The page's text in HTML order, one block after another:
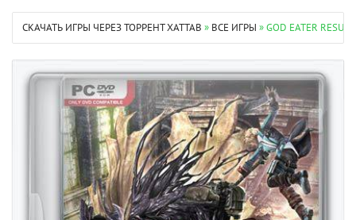
СКАЧАТЬ ИГРЫ ЧЕРЕЗ ТОРРЕНТ XATTAB » ВСЕ ИГРЫ » GOD EATER